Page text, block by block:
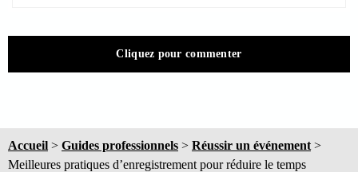
Cliquez pour commenter
Accueil > Guides professionnels > Réussir un événement >
Meilleures pratiques d’enregistrement pour réduire le temps